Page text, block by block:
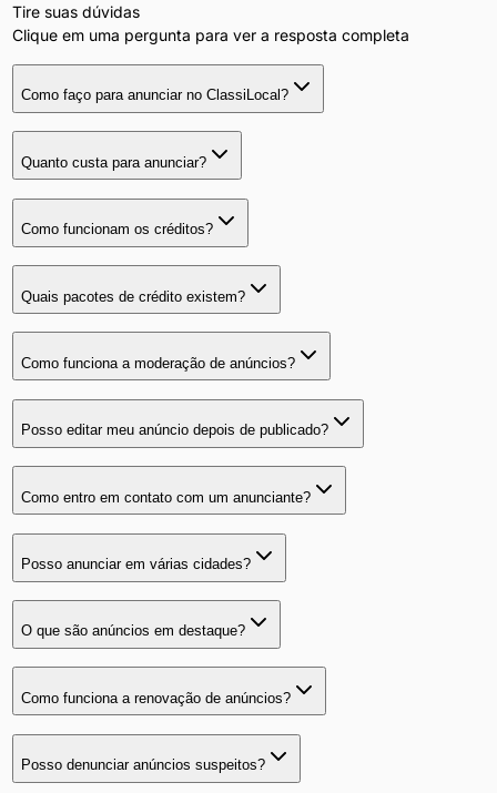
Tire suas dúvidas
Clique em uma pergunta para ver a resposta completa
Como faço para anunciar no ClassiLocal?
Quanto custa para anunciar?
Como funcionam os créditos?
Quais pacotes de crédito existem?
Como funciona a moderação de anúncios?
Posso editar meu anúncio depois de publicado?
Como entro em contato com um anunciante?
Posso anunciar em várias cidades?
O que são anúncios em destaque?
Como funciona a renovação de anúncios?
Posso denunciar anúncios suspeitos?